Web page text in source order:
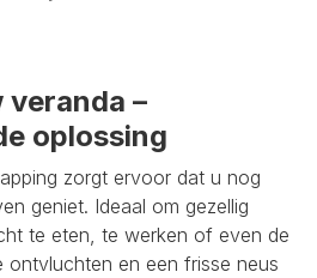
veranda –
oplossing
zorgt ervoor dat u nog
geniet. Ideaal om gezellig
te eten, te werken of even de
ontvluchten en een frisse neus